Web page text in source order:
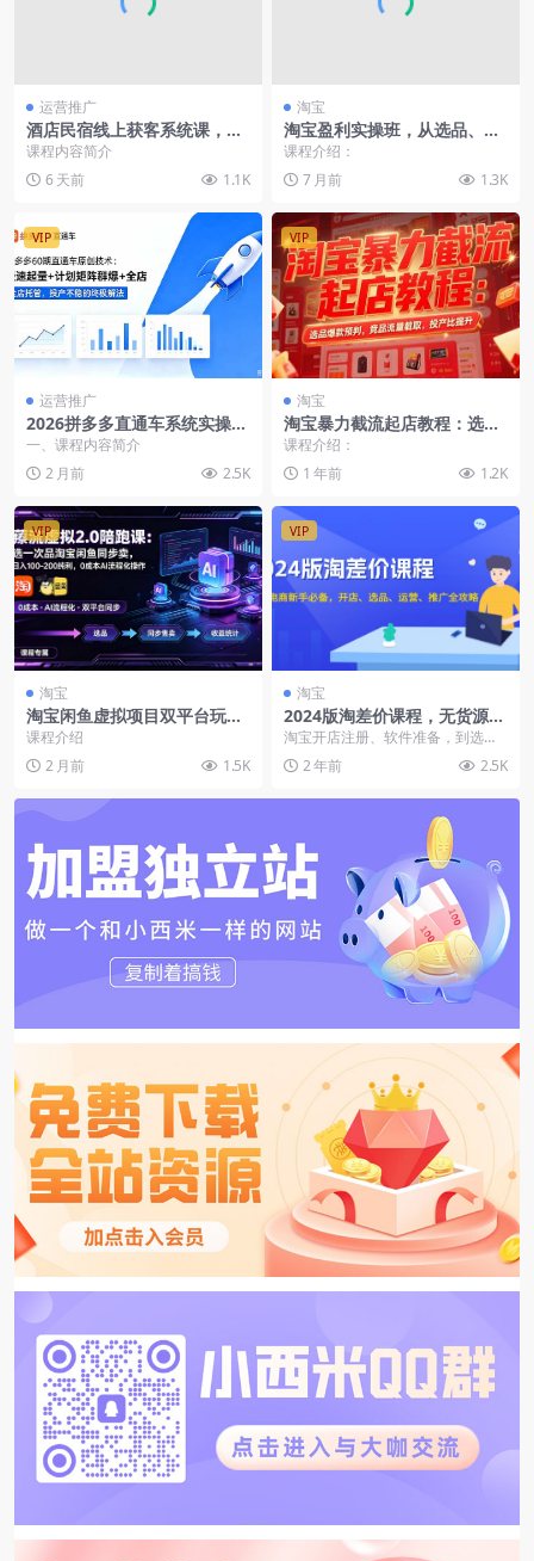
运营推广
酒店民宿线上获客系统课，抖
音小红书视频号+账号起号+爆
款选题+直播落地+店铺运营
+投流
课程内容简介
6 天前
1.1K
淘宝
淘宝盈利实操班，从选品、流
量、转化到渠道拓展，掌握SO
P+12门技术（音频+字幕）-26
年1月更新
课程介绍：
7 月前
1.3K
VIP
运营推广
2026拼多多直通车系统实操，
出价最优设置极速起量稳投产
一、课程内容简介
2 月前
2.5K
VIP
淘宝
淘宝暴力截流起店教程：选品
爆款预判，竞品流量截取，投
课程介绍：
1 年前
1.2K
VIP
淘宝
淘宝闲鱼虚拟项目双平台玩
法，AI流程化操作，零成本起
店日入100-200纯利
课程介绍
2 月前
1.5K
VIP
淘宝
2024版淘差价课程，无货源电
商新手必备，开店、选品、运
营、推广全攻略
淘宝开店注册、软件准备，到选
品、上货、找货源，再到运营、推
广、下单发货等，淘宝起...
2 年前 2.5K